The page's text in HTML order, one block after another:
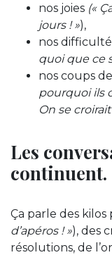
nos joies («
jours ! »),
nos
quoi que ce
nos coups
pourquoi ils
On se
Les
continuent.
Ça parle des kilos
d’apéros ! »), des
résolutions, de